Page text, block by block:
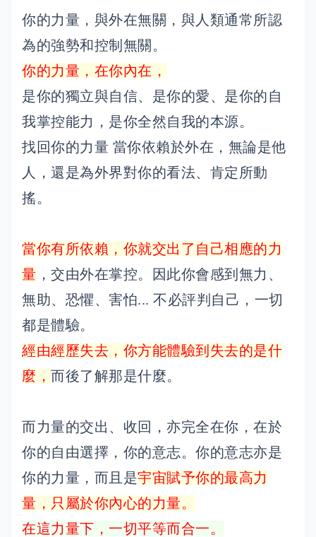
你的力量，與外在無關，與人類通常所認
為的強勢和控制無關。
你的力量，在你內在，
是你的獨立與自信、是你的愛、是你的自
我掌控能力，是你全然自我的本源。
找回你的力量 當你依賴於外在，無論是他
人，還是為外界對你的看法、肯定所動
搖。
當你有所依賴，你就交出了自己相應的力
量 ，交由外在掌控。因此你會感到無力、
無助、恐懼、害怕... 不必評判自己，一切
都是體驗。
經由經歷失去，你方能體驗到失去的是什
麼， 而後了解那是什麼。
而力量的交出、收回，亦完全在你，在於
你的自由選擇，你的意志。你的意志亦是
你的力量，而且是宇宙賦予你的最高力
量，只屬於你內心的力量。
在這力量下，一切平等而合一。